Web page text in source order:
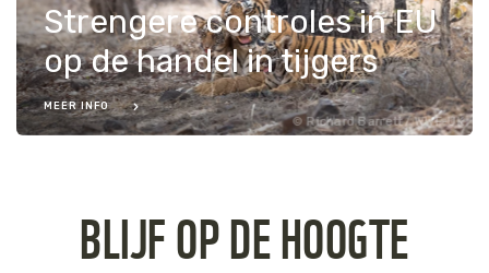
Richard Barrett / WWF-UK
Strengere controles in EU
op de handel in tijgers
MEER INFO
BLIJF OP DE HOOGTE